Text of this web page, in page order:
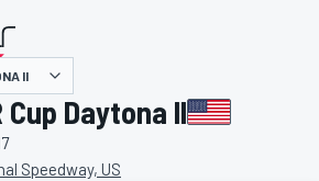
II
Cup Daytona II
Speedway, US